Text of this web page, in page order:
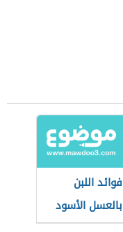
فوائد اللبن
بالعسل الأسود